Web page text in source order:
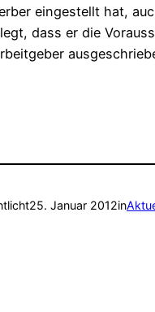
eingestellt hat,
dass er die
25. Januar 2012in